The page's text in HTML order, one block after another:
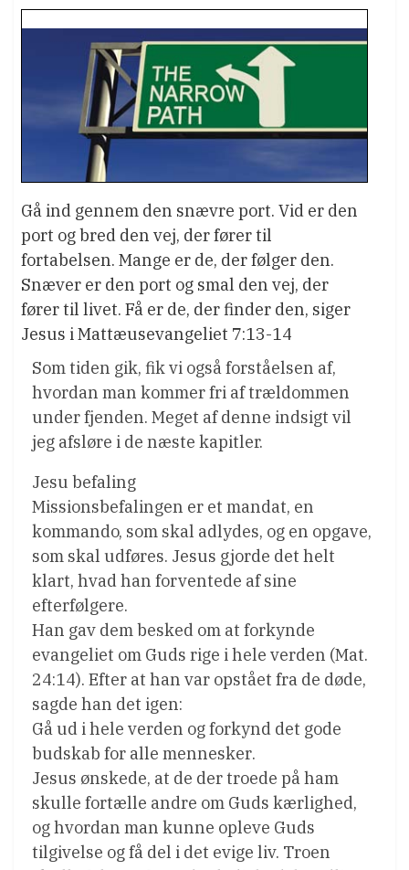
Gå ind gennem den snævre port. Vid er den
port og bred den vej, der fører til
fortabelsen. Mange er de, der følger den.
Snæver er den port og smal den vej, der
fører til livet. Få er de, der finder den, siger
Jesus i Mattæusevangeliet 7:13-14
Som tiden gik, fik vi også forståelsen af,
hvordan man kommer fri af trældommen
under fjenden. Meget af denne indsigt vil
jeg afsløre i de næste kapitler.
Jesu befaling
Missionsbefalingen er et mandat, en
kommando, som skal adlydes, og en opgave,
som skal udføres. Jesus gjorde det helt
klart, hvad han forventede af sine
efterfølgere.
Han gav dem besked om at forkynde
evangeliet om Guds rige i hele verden (Mat.
24:14). Efter at han var opstået fra de døde,
sagde han det igen:
Gå ud i hele verden og forkynd det gode
budskab for alle mennesker.
Jesus ønskede, at de der troede på ham
skulle fortælle andre om Guds kærlighed,
og hvordan man kunne opleve Guds
tilgivelse og få del i det evige liv. Troen